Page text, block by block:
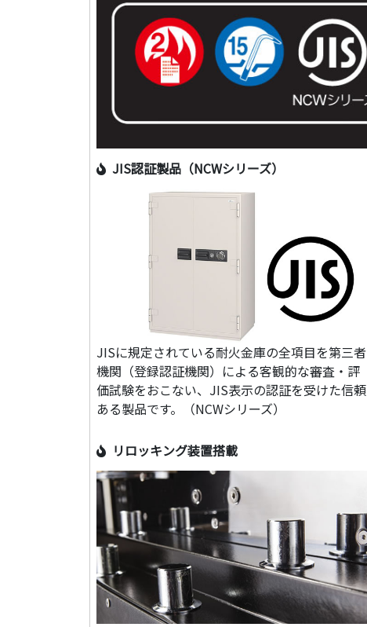
JIS認証製品（NCWシリーズ）
JISに規定されている耐火金庫の全項目を第三者
機関（登録認証機関）による客観的な審査・評
価試験をおこない、JIS表示の認証を受けた信頼
ある製品です。（NCWシリーズ）
リロッキング装置搭載